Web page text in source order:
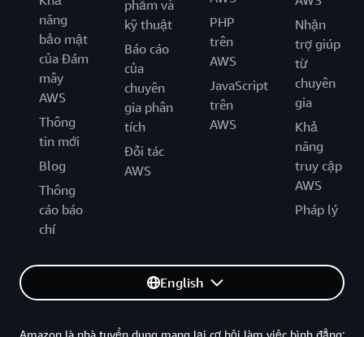
năng
bảo mật
của Đám
mây
AWS
Thông
tin mới
Blog
Thông
cáo báo
chí
phẩm và
kỹ thuật
Báo cáo
của
chuyên
gia phân
tích
Đối tác
AWS
PHP
trên
AWS
JavaScript
trên
AWS
Nhận
trợ giúp
từ
chuyên
gia
Khả
năng
truy cập
AWS
Pháp lý
English